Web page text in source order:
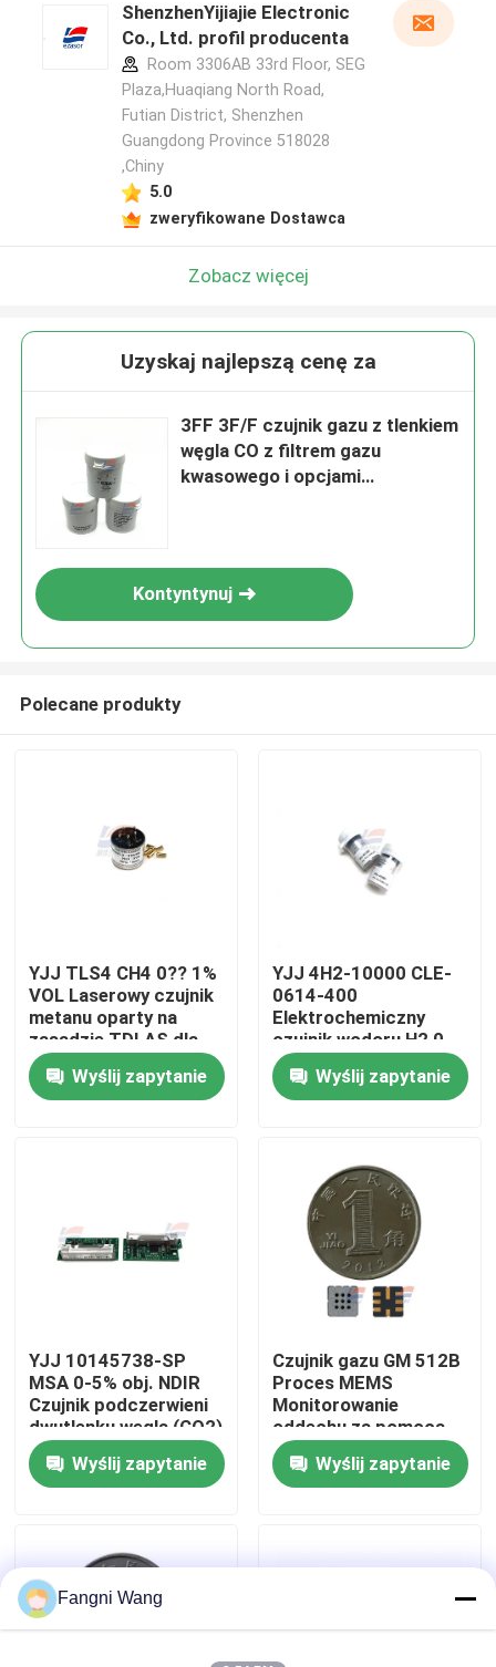
Do domu
Produkty
O nas
Kontrola jakości
Skontaktuj się z nami
Czujnik gazu tlenowego
ShenzhenYijiajie Electronic
Co., Ltd. profil producenta
Room 3306AB 33rd Floor, SEG
Plaza,Huaqiang North Road,
Futian District, Shenzhen
Guangdong Province 518028
,Chiny
5.0
zweryfikowane Dostawca
Zobacz więcej
Uzyskaj najlepszą cenę za
3FF 3F/F czujnik gazu z tlenkiem
węgla CO z filtrem gazu
kwasowego i opcjami
Kontyntynuj
Polecane produkty
YJJ TLS4 CH4 0?? 1%
VOL Laserowy czujnik
metanu oparty na
zasadzie TDLAS dla
przemysłu
petrochemicznego
Wyślij zapytanie
YJJ 4H2-10000 CLE-
0614-400
Elektrochemiczny
czujnik wodoru H2 0-
10000 ppm
Wyślij zapytanie
YJJ 10145738-SP
MSA 0-5% obj. NDIR
Czujnik podczerwieni
dwutlenku węgla (CO2)
z zestawem
ekranującym do
bezpieczeństwa
Wyślij zapytanie
Czujnik gazu GM 512B
Proces MEMS
Monitorowanie
oddechu za pomocą
siarkowodoru
Wyślij zapytanie
Fangni Wang